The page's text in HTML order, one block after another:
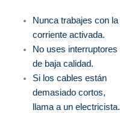
Nunca trabajes con la
corriente activada.
No uses interruptores
de baja calidad.
Si los cables están
demasiado cortos,
llama a un electricista.